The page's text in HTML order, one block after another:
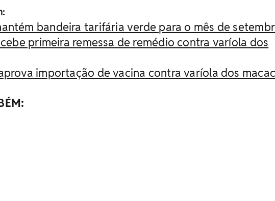
bandeira tarifária verde para o mês de
primeira remessa de remédio contra varíola dos
importação de vacina contra varíola dos